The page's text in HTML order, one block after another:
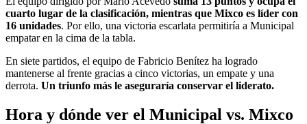
cuarto lugar de la clasificación, mientras que Mixco es líder con
16 unidades. Por ello, una victoria escarlata permitiría a Municipal
empatar en la cima de la tabla.
En siete partidos, el equipo de Fabricio Benítez ha logrado
mantenerse al frente gracias a cinco victorias, un empate y una
derrota. Un triunfo más le aseguraría conservar el liderato.
Hora y dónde ver el Municipal vs. Mixco